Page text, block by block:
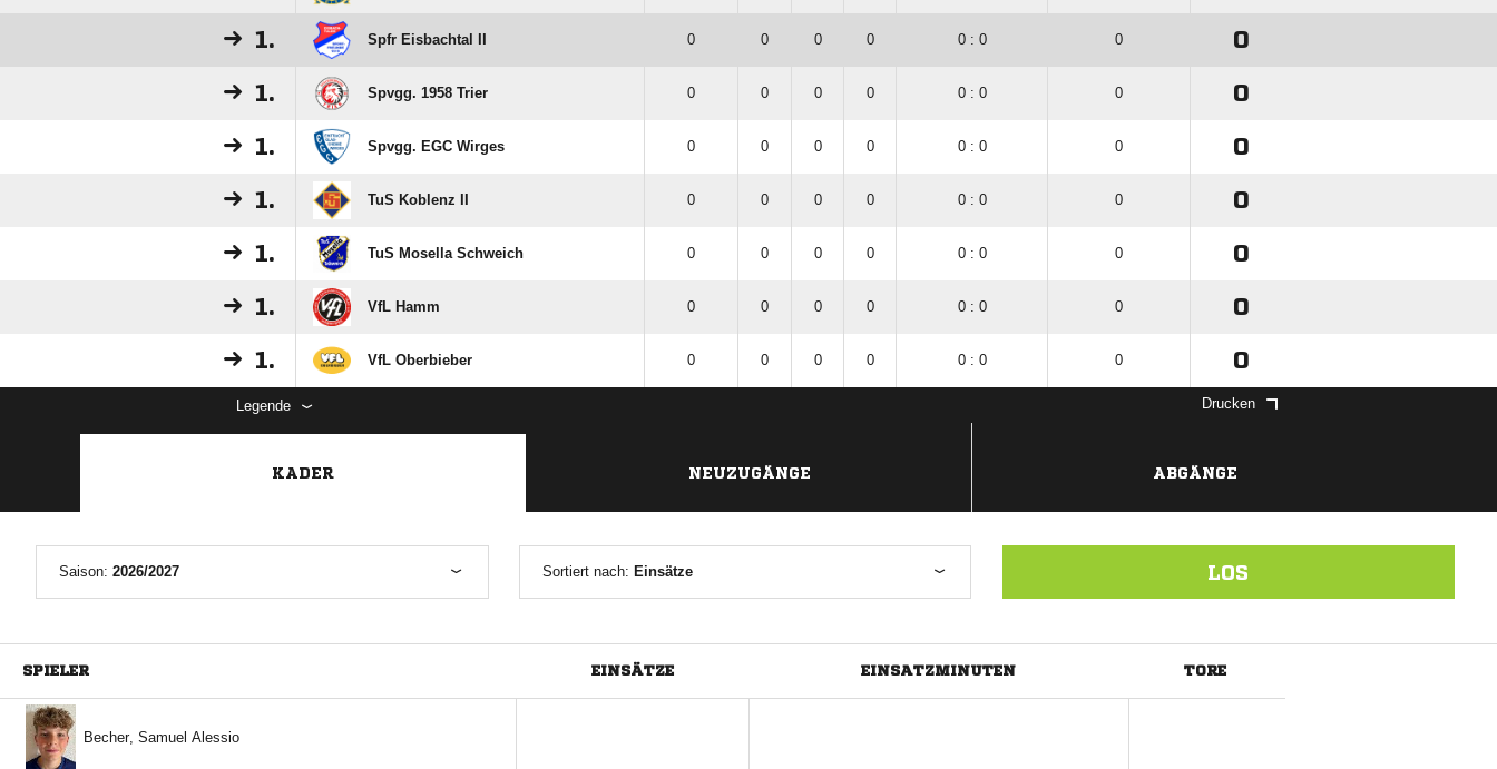
1. Spfr Eisbachtal II 0 0 0 0 0 : 0 0 0
1. Spvgg. 1958 Trier 0 0 0 0 0 : 0 0 0
1. Spvgg. EGC Wirges 0 0 0 0 0 : 0 0 0
1. TuS Koblenz II 0 0 0 0 0 : 0 0 0
1. TuS Mosella Schweich 0 0 0 0 0 : 0 0 0
1. VfL Hamm 0 0 0 0 0 : 0 0 0
1. VfL Oberbieber 0 0 0 0 0 : 0 0 0
Legende Drucken
KADER NEUZUGÄNGE ABGÄNGE
Saison: 2026/2027 Sortiert nach: Einsätze LOS
SPIELER EINSÄTZE EINSATZMINUTEN TORE
  